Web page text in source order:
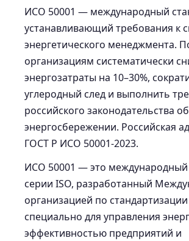
ИСО 50001 — международный
устанавливающий требования к
энергетического менеджмента.
организациям систематически
энергозатраты на 10–30%,
углеродный след и выполнить
российского законодательства об
энергосбережении. Российская
ГОСТ Р ИСО 50001-2023.
ИСО 50001 — это международный
серии ISO, разработанный
организацией по стандартизации
специально для управления
эффективностью предприятий и